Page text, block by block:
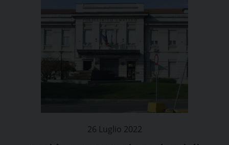
26 Luglio 2022